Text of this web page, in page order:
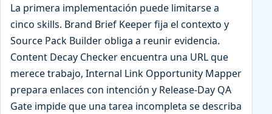
La primera implementación puede limitarse a
cinco skills. Brand Brief Keeper fija el contexto y
Source Pack Builder obliga a reunir evidencia.
Content Decay Checker encuentra una URL que
merece trabajo, Internal Link Opportunity Mapper
prepara enlaces con intención y Release-Day QA
Gate impide que una tarea incompleta se describa